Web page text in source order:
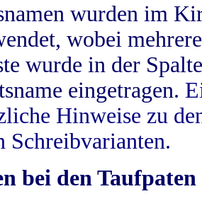
wurden im
wobei
wurde in der
eingetragen.
Hinweise zu
Schreibvarianten.
bei den Taufpaten